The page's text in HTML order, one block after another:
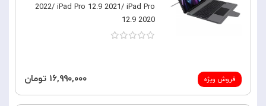
فروش ویژه
2022/ iPad Pro 12.9 2021/ iPad Pro
12.9 2020
۱۶,۹۹۰,۰۰۰ تومان